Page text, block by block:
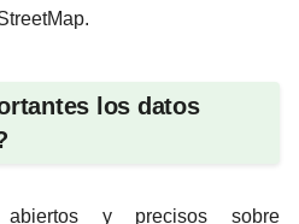
los datos
y precisos sobre